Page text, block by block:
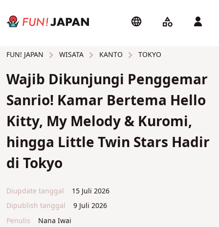
FUN! JAPAN WISATA KANTO TOKYO
Wajib Dikunjungi Penggemar
Sanrio! Kamar Bertema Hello
Kitty, My Melody & Kuromi,
hingga Little Twin Stars Hadir
di Tokyo
Diupdate tanggal
15 Juli 2026
Dipublish tanggal
9 Juli 2026
Penulis
Nana Iwai